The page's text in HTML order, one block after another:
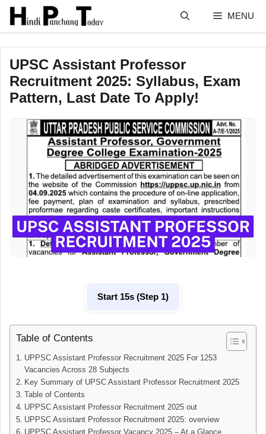
Skip
content
MENU
UPSC Assistant Professor
Recruitment 2025: Syllabus, Exam
Pattern, Last Date To Apply!
Start 15s (Step 1)
Table of Contents
UPPSC Assistant Professor Recruitment 2025 For 1253
Vacancies Across 28 Subjects
Key Summary of UPSC Assistant Professor Recruitment 2025
Table of Contents
UPPSC Assistant Professor Recruitment 2025 out
UPPSC Assistant Professor Recruitment 2025: overview
UPPSC Assistant Professor Vacancy 2025 – At a Glance